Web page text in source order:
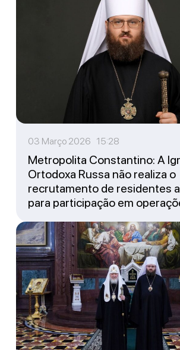
03 Março 2026 15:28
Metropolita Constantino: A
Ortodoxa Russa não realiza o
recrutamento de residentes
para participação em